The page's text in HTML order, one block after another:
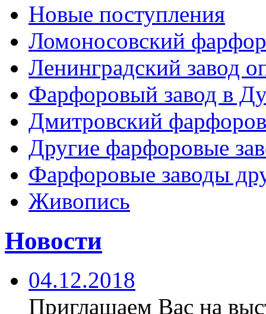
Новые поступления
Ломоносовский
Ленинградский завод
Фарфоровый завод в
Дмитровский
Другие фарфоровые
Фарфоровые заводы
Живопись
Новости
04.12.2018
Приглашаем Вас на